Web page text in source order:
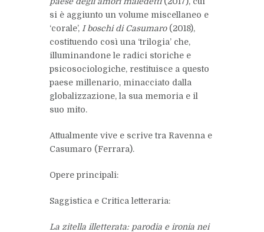
si è aggiunto un volume miscellaneo e
‘corale’, I boschi di Casumaro(2018),
costituendo così una ‘trilogia’ che,
illuminandone le radici storiche e
psicosociologiche, restituisce a questo
paese millenario, minacciato dalla
globalizzazione, la sua memoria e il
suo mito.
Attualmente vive e scrive tra Ravenna e
Casumaro (Ferrara).
Opere principali:
Saggistica e Critica letteraria:
La zitella illetterata: parodia e ironia nei